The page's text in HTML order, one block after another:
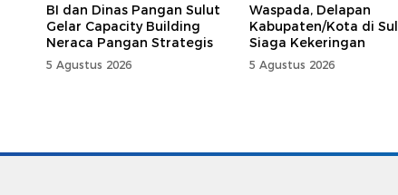
BI dan Dinas Pangan Sulut
Gelar Capacity Building
Neraca Pangan Strategis
5 Agustus 2026
Waspada, Delapan
Kabupaten/Kota di
Siaga Kekeringan
5 Agustus 2026